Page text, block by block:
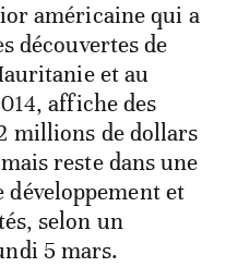
américaine qui a
découvertes de
et au
affiche des
millions de dollars
reste dans une
et
selon un
5 mars.